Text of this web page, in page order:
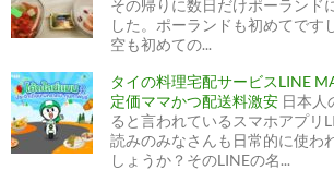
その帰りに数日だけポーランド
した。ポーランドも初めてです
空も初めての...
タイの料理宅配サービスLINE
定価ママかつ配送料激安 日本人
ると言われているスマホアプリ
読みのみなさんも日常的に使わ
しょうか？そのLINEの名...